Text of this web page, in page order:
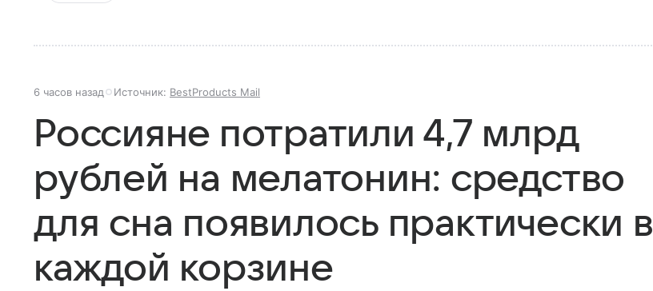
6 часов назад Источник: BestProducts Mail
Россияне потратили 4,7 млрд
рублей на мелатонин: средство
для сна появилось практически в
каждой корзине